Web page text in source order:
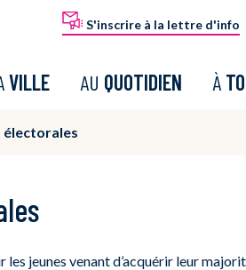
S'inscrire à la lettre d'info
VILLE AU QUOTIDIEN À
électorales
jeunes venant d’acquérir leur